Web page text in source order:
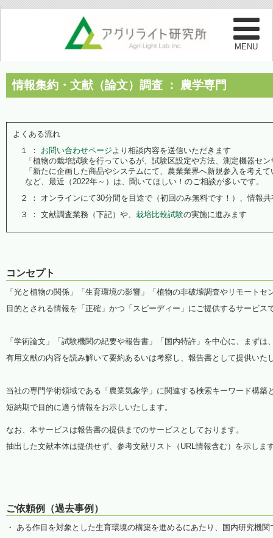
.
情報集約・文献（論文）調査 ： 農学専門
よくある流れ
１ ： お問い合わせページより相談内容を送信いただきます
「植物の栽培試験を行っているが、試験区設定や方法、測定機器セ
「新たに企画した商品やシステムにて、農業業界へ新規参入を考え
など、最近（2022年～）は、聞いてほしい！のご相談が多いです。
２ ： オンラインにて30分間を目途で（初回のみ無料です！）、情報
３ ： 文献調査業務（下記）や、 栽培比較試験の実施に進みます
コンセプト
「光と植物の関係」「生育環境の影響」「植物の非破壊調査やリモート
目的とされる情報を「正確」かつ「スピーディー」にご提供するサービス
「学術論文」「試験機関の紀要や報告書」「国内特許」を中心に、まず
有用文献の内容を読み解いて要約あるいは考察し、報告書として提供いた
当社の専門学術領域である「農業気象学」に関連する検索キーワード構築
短納期で目的に適う情報をお示しいたします。
なお、本サービスは報告書の提供までのサービスとしております。
抽出した文献本体は提供せず、参考文献リスト（URL情報含む）を示しま
ご依頼例（過去事例）
・ ある作目を対象とした生育環境の構築を進めるにあたり、国内研究機